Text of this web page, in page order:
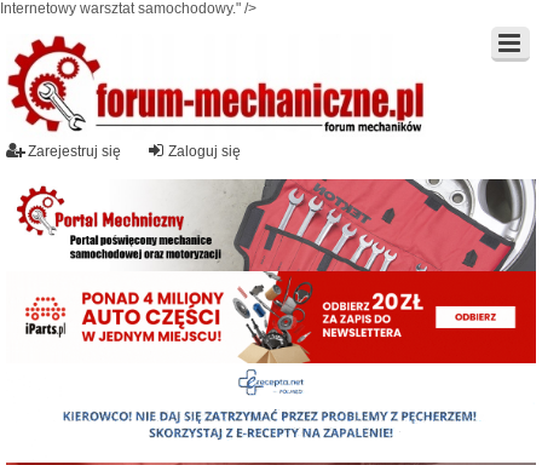
Internetowy warsztat samochodowy." />
Zaloguj się
Zarejestruj się